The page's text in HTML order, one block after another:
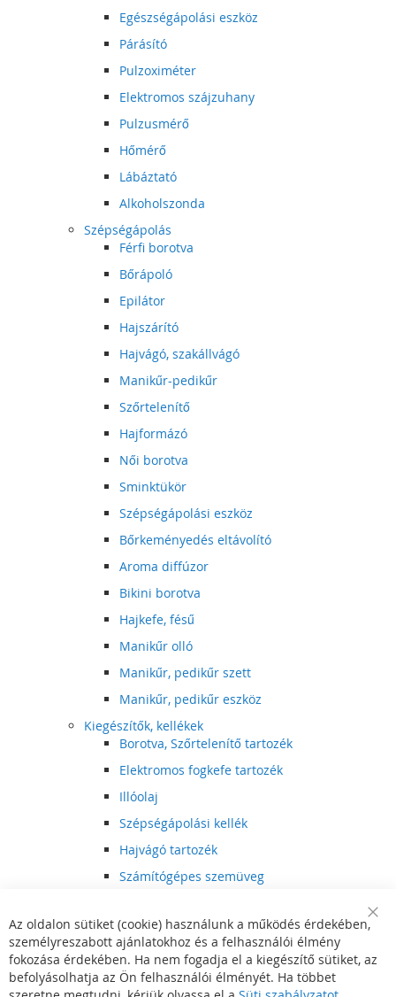
Egészségápolási eszköz
Párásító
Pulzoximéter
Elektromos szájzuhany
Pulzusmérő
Hőmérő
Lábáztató
Alkoholszonda
Szépségápolás
Férfi borotva
Bőrápoló
Epilátor
Hajszárító
Hajvágó, szakállvágó
Manikűr-pedikűr
Szőrtelenítő
Hajformázó
Női borotva
Sminktükör
Szépségápolási eszköz
Bőrkeményedés eltávolító
Aroma diffúzor
Bikini borotva
Hajkefe, fésű
Manikűr olló
Manikűr, pedikűr szett
Manikűr, pedikűr eszköz
Kiegészítők, kellékek
Borotva, Szőrtelenítő tartozék
Elektromos fogkefe tartozék
Illóolaj
Szépségápolási kellék
Hajvágó tartozék
Számítógépes szemüveg
Hajvágó kiegészítő
Szórakoztató elektronika
Multimédia
DVD, BluRay lejátszó
Bar
Az oldalon sütiket (cookie) használunk a működés érdekében,
személyreszabott ajánlatokhoz és a felhasználói élmény
fokozása érdekében. Ha nem fogadja el a kiegészítő sütiket, az
befolyásolhatja az Ön felhasználói élményét. Ha többet